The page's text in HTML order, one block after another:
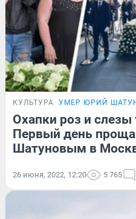
КУЛЬТУРА УМЕР ЮРИЙ
Охапки роз и
Первый день
Шатуновым в
26 июня, 2022, 12:20 5 765